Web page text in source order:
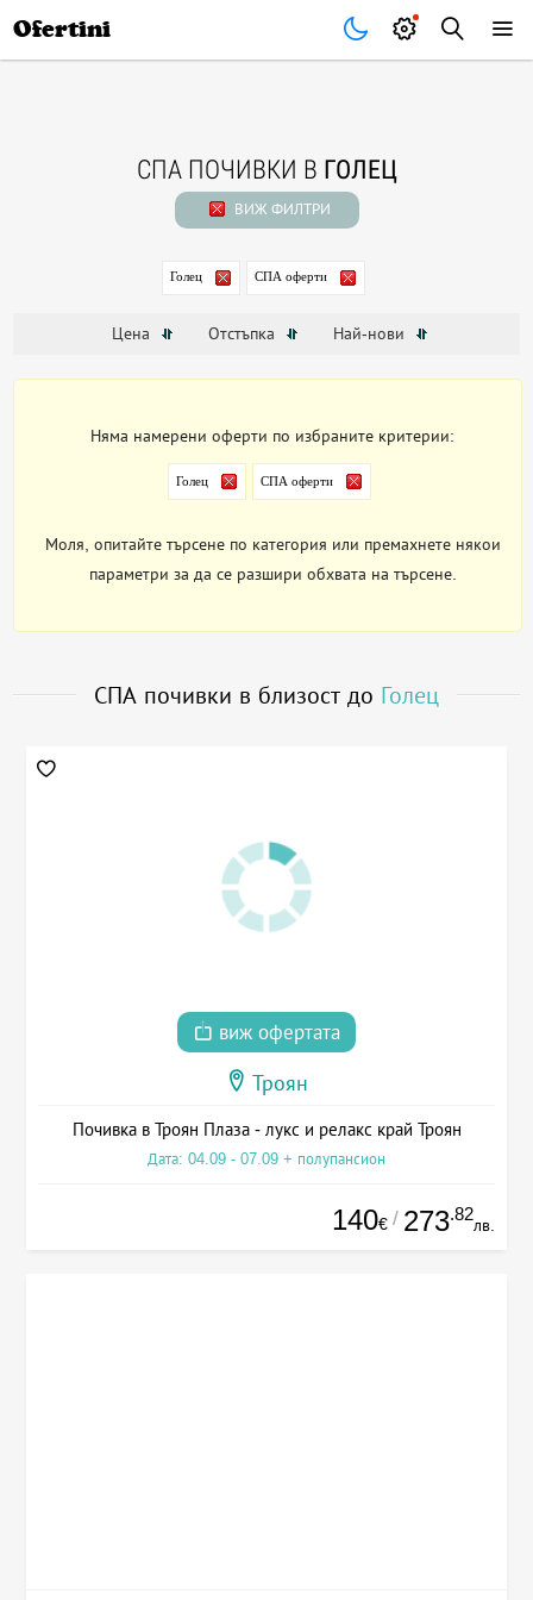
Ofertini
СПА ПОЧИВКИ В ГОЛЕЦ
ВИЖ ФИЛТРИ
Голец СПА оферти
Цена Отстъпка Най-нови
Няма намерени оферти по избраните критерии:
Голец СПА оферти
Моля, опитайте търсене по категория или премахнете някои
параметри за да се разшири обхвата на търсене.
СПА почивки в близост до Голец
виж офертата
Троян
Почивка в Троян Плаза - лукс и релакс край Троян
Дата: 04.09 - 07.09 + полупансион
140€ / 273.82
лв.